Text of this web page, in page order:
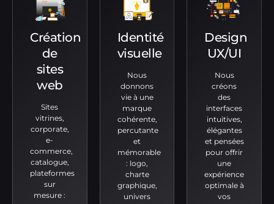
Création
de
sites
web
Sites
vitrines,
corporate,
e-
commerce,
catalogue,
plateformes
sur
mesure :
Identité
visuelle
Nous
donnons
vie à une
marque
cohérente,
percutante
et
mémorable
: logo,
charte
graphique,
univers
Design
UX/UI
Nous
créons
des
interfaces
intuitives,
élégantes
et pensées
pour offrir
une
expérience
optimale à
vos